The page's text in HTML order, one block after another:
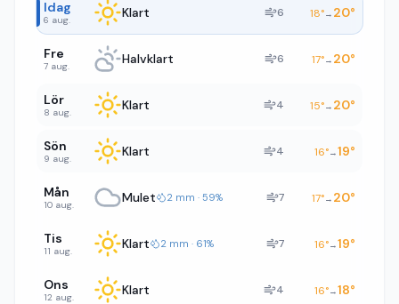
Idag
6 aug. Klart 6 18°→ 20°
Fre
7 aug. Halvklart 6 17°→ 20°
Lör
8 aug. Klart 4 15°→ 20°
Sön
9 aug. Klart 4 16°→19°
Mån
10 aug. Mulet 2 mm · 59% 7 17°→ 20°
Tis
11 aug. Klart 2 mm · 61% 7 16°→19°
Ons
12 aug. Klart 4 16°→18°